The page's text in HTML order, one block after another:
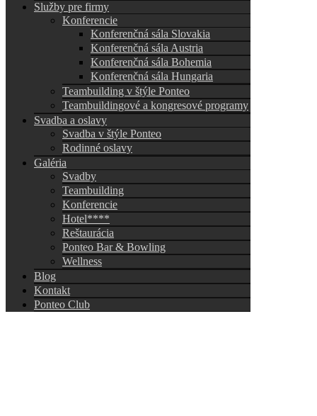
Služby pre firmy
Konferencie
Konferenčná sála Slovakia
Konferenčná sála Austria
Konferenčná sála Bohemia
Konferenčná sála Hungaria
Teambuilding v štýle Ponteo
Teambuildingové a kongresové programy
Svadba a oslavy
Svadba v štýle Ponteo
Rodinné oslavy
Galéria
Svadby
Teambuilding
Konferencie
Hotel****
Reštaurácia
Ponteo Bar & Bowling
Wellness
Blog
Kontakt
Ponteo Club